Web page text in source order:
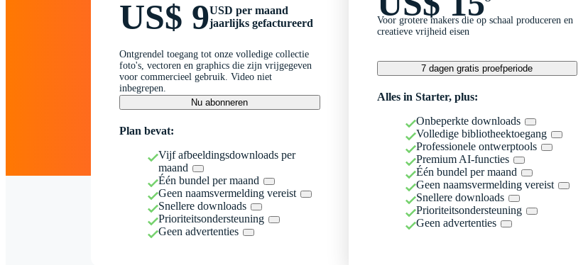
US$ 9USD per maand
jaarlijks gefactureerd
Ontgrendel toegang tot onze volledige collectie
foto's, vectoren en graphics die zijn vrijgegeven
voor commercieel gebruik. Video niet
inbegrepen.
Nu abonneren
Plan bevat:
Vijf afbeeldingsdownloads per
maand
Één bundel per maand
Geen naamsvermelding vereist
Snellere downloads
Prioriteitsondersteuning
Geen advertenties
Voor grotere makers die op schaal produceren en
creatieve vrijheid eisen
7 dagen gratis proefperiode
Alles in Starter, plus:
Onbeperkte downloads
Volledige bibliotheektoegang
Professionele ontwerptools
Premium AI-functies
Één bundel per maand
Geen naamsvermelding vereist
Snellere downloads
Prioriteitsondersteuning
Geen advertenties